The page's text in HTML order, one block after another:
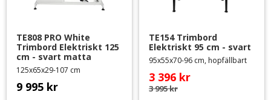
TE808 PRO White
Trimbord Elektriskt 125
cm - svart matta
125x65x29-107 cm
9 995 kr
TE154 Trimbord
Elektriskt 95 cm - svart
95x55x70-96 cm, hopfällbart
3 396 kr
3 995kr